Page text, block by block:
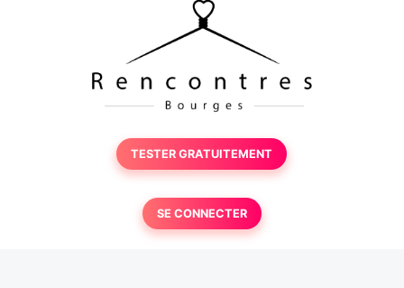
TESTER GRATUITEMENT
SE CONNECTER